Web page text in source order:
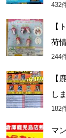
432
【
荷
244
【
し
182
マ